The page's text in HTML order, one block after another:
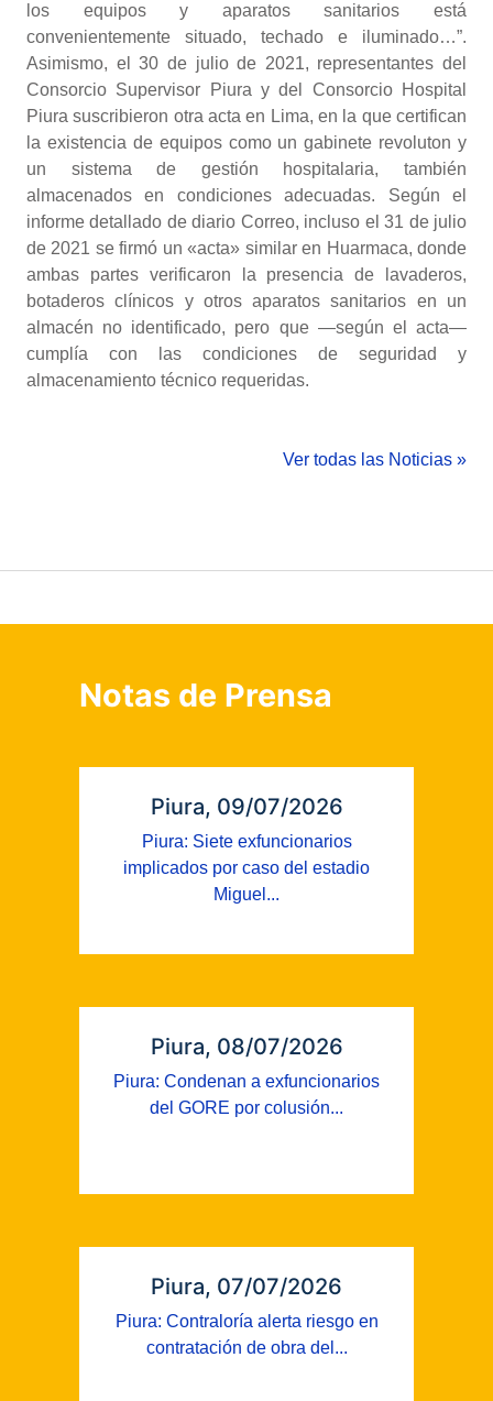
los equipos y aparatos sanitarios está
convenientemente situado, techado e iluminado…”.
Asimismo, el 30 de julio de 2021, representantes del
Consorcio Supervisor Piura y del Consorcio Hospital
Piura suscribieron otra acta en Lima, en la que certifican
la existencia de equipos como un gabinete revoluton y
un sistema de gestión hospitalaria, también
almacenados en condiciones adecuadas. Según el
informe detallado de diario Correo, incluso el 31 de julio
de 2021 se firmó un «acta» similar en Huarmaca, donde
ambas partes verificaron la presencia de lavaderos,
botaderos clínicos y otros aparatos sanitarios en un
almacén no identificado, pero que —según el acta—
cumplía con las condiciones de seguridad y
almacenamiento técnico requeridas.
Ver todas las Noticias »
Notas de Prensa
Piura, 09/07/2026
Piura: Siete exfuncionarios
implicados por caso del estadio
Miguel...
Piura, 08/07/2026
Piura: Condenan a exfuncionarios
del GORE por colusión...
Piura, 07/07/2026
Piura: Contraloría alerta riesgo en
contratación de obra del...